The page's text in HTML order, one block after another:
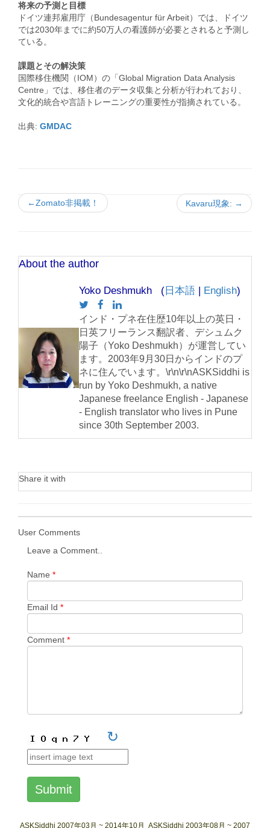
将来の予測と目標
ドイツ連邦雇用庁（Bundesagentur für Arbeit）では、ドイツ
では2030年までに約50万人の看護師が必要とされると予測し
ている。 ​
課題とその解決策
国際移住機関（IOM）の「Global Migration Data Analysis
Centre」では、移住者のデータ収集と分析が行われており、
文化的統合や言語トレーニングの重要性が指摘されている。 ​
出典: GMDAC
←Zomato非掲載！ Kavaru現象: →
About the author
Yoko Deshmukh ( 日本語 English)
インド・プネ在住歴10年以上の英日・
日英フリーランス翻訳者、デシュムク
陽子（Yoko Deshmukh）が運営してい
ます。2003年9月30日からインドのプ
ネに住んでいます。\r\n\r\nASKSiddhi is
run by Yoko Deshmukh, a native
Japanese freelance English - Japanese
- English translator who lives in Pune
since 30th September 2003.
Share it with
User Comments
Leave a Comment..
Name *
Email Id *
Comment *
↻
Submit
ASKSiddhi 2007年03月 ~ 2014年10月 ASKSiddhi 2003年08月 ~ 2007